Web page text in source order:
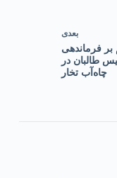
بعدی
بر فرماندهی
طالبان در
چاه‌آب تخار